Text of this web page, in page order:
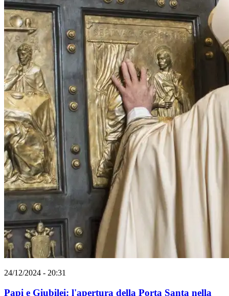
24/12/2024 - 20:31
Papi e Giubilei: l'apertura della Porta Santa nella